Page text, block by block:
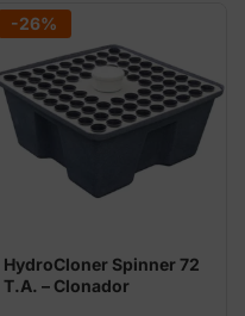
786,00 €.
489,00 €.
-26%
HydroCloner Spinner 72
T.A. – Clonador